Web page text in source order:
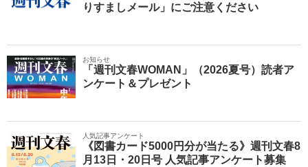
りすましメール」にご注意ください
お知らせ
「週刊文春WOMAN」（2026夏号）読者ア
ンケート＆プレゼント
人気記事アンケート
《図書カード5000円分が当たる》週刊文春8
月13日・20日号 人気記事アンケート募集